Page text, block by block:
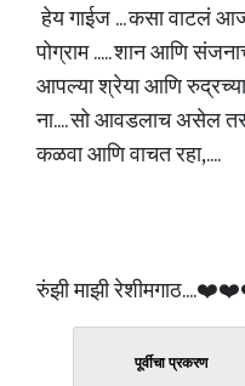
हेय गाईज ... कसा वाटलं
पोग्राम ..... शान आणि
आपल्या श्रेया आणि
ना.... सो आवडलाच असेल
कळवा आणि वाचत रहा,....
रुंझी माझी
पूर्वीचा प्रकरण